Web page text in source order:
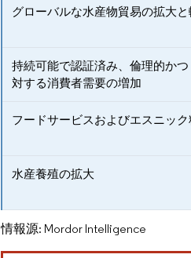
グローバルな水産物貿易の拡大
持続可能で認証済み、倫理的か
対する消費者需要の増加
フードサービスおよびエスニッ
水産養殖の拡大
情報源: Mordor Intelligence